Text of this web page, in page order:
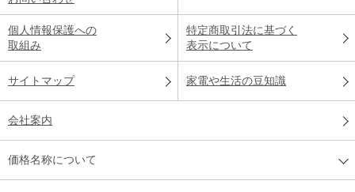
個人情報保護への
取組み
特定商取引法に基づく
表示について
サイトマップ 家電や生活の豆知識
会社案内
価格名称について